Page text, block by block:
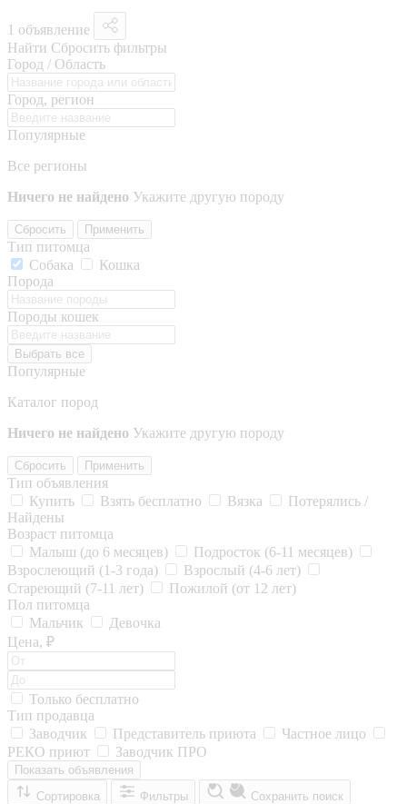
1 объявление
Найти Сбросить фильтры
Город / Область
Город, регион
Популярные
Все регионы
Ничего не найдено Укажите другую породу
Сбросить Применить
Тип питомца
Собака
Кошка
Порода
Породы кошек
Выбрать все
Популярные
Каталог пород
Ничего не найдено Укажите другую породу
Сбросить Применить
Тип объявления
Купить
Взять бесплатно Вязка
Потерялись /
Найдены
Возраст питомца
Малыш (до 6 месяцев)
Подросток (6-11 месяцев)
Взрослеющий (1-3 года)
Взрослый (4-6 лет)
Стареющий (7-11 лет)
Пожилой (от 12 лет)
Пол питомца
Мальчик
Девочка
Цена, ₽
Только бесплатно
Тип продавца
Заводчик
Представитель приюта
Частное лицо
РЕКО приют
Заводчик ПРО
Показать объявления
Сортировка
Фильтры Сохранить поиск